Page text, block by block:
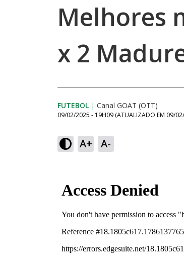
Melhores
x 2
FUTEBOL | Canal GOAT (OTT)
09/02/2025 - 19H09 (ATUALIZADO EM 09/
A+ A-